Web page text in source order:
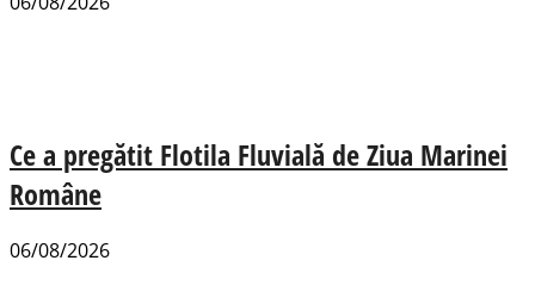
Ce a pregătit Flotila Fluvială de Ziua Marinei
Române
06/08/2026